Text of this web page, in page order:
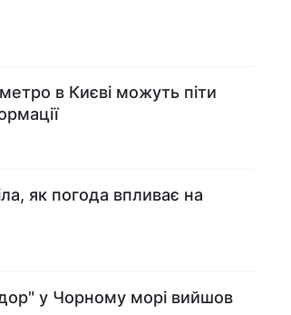
в Києві можуть піти
як погода впливає на
у Чорному морі вийшов